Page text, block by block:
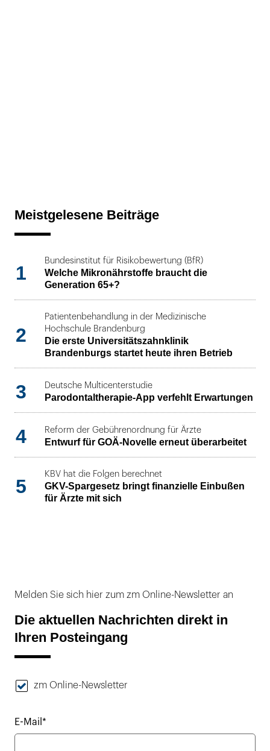
Meistgelesene Beiträge
1
Bundesinstitut für Risikobewertung (BfR)
Welche Mikronährstoffe braucht die
Generation 65+?
2
Patientenbehandlung in der Medizinische
Hochschule Brandenburg
Die erste Universitätszahnklinik
Brandenburgs startet heute ihren Betrieb
3 Deutsche Multicenterstudie
Parodontaltherapie-App verfehlt Erwartungen
4 Reform der Gebührenordnung für Ärzte
Entwurf für GOÄ-Novelle erneut überarbeitet
5
KBV hat die Folgen berechnet
GKV-Spargesetz bringt finanzielle Einbußen
für Ärzte mit sich
Melden Sie sich hier zum zm Online-Newsletter an
Die aktuellen Nachrichten direkt in
Ihren Posteingang
zm Online-Newsletter
E-Mail*